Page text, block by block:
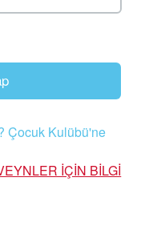
Çocuk Kulübü'ne
IÇIN BILGI